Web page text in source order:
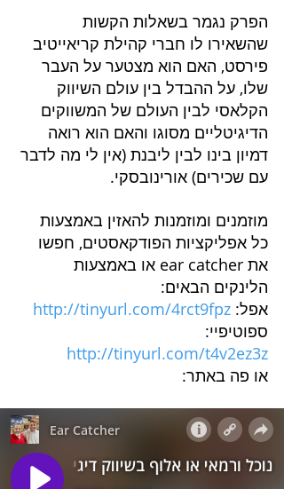
הפרק נגמר בשאלות הקשות
שהשאירו לו חברי קהילת קריאייטיב
פירסט, האם הוא מצטער על העבר
שלו, על ההבדל בין עולם השיווק
הקלאסי לבין העולם של המשווקים
הדיגיטליים מסוגו והאם הוא רואה
דמיון בינו לבין ליבנת (אין לי מה לדבר
עם שכירים) אורינובסקי.
מוזמנים ומוזמנות להאזין באמצעות
כל אפליקציות הפודקאסטים, חפשו
את ear catcher או באמצעות
הלינקים הבאים:
אפל: http://tinyurl.com/4rct9fpz
ספוטיפיי:
http://tinyurl.com/t4v2ez3z
או פה באתר: